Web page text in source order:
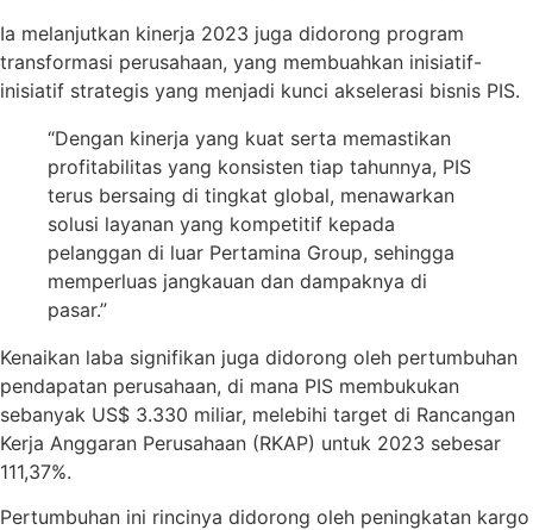
Ia melanjutkan kinerja 2023 juga didorong program
transformasi perusahaan, yang membuahkan inisiatif-
inisiatif strategis yang menjadi kunci akselerasi bisnis PIS.
“Dengan kinerja yang kuat serta memastikan
profitabilitas yang konsisten tiap tahunnya, PIS
terus bersaing di tingkat global, menawarkan
solusi layanan yang kompetitif kepada
pelanggan di luar Pertamina Group, sehingga
memperluas jangkauan dan dampaknya di
pasar.”
Kenaikan laba signifikan juga didorong oleh pertumbuhan
pendapatan perusahaan, di mana PIS membukukan
sebanyak US$ 3.330 miliar, melebihi target di Rancangan
Kerja Anggaran Perusahaan (RKAP) untuk 2023 sebesar
111,37%.
Pertumbuhan ini rincinya didorong oleh peningkatan kargo